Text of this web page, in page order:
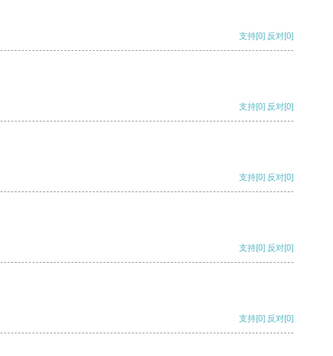
支持[0] 反对[0]
支持[0] 反对[0]
支持[0] 反对[0]
支持[0] 反对[0]
支持[0] 反对[0]